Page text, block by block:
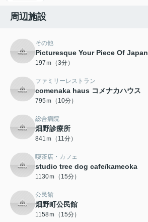
周辺施設
その他
Picturesque Your Piece Of Japan
197ｍ（3分）
ファミリーレストラン
comenaka haus コメナカハウス
795ｍ（10分）
総合病院
畑野診療所
841ｍ（11分）
喫茶店・カフェ
studio tree dog cafe/kameoka
1130ｍ（15分）
公民館
畑野町公民館
1158ｍ（15分）